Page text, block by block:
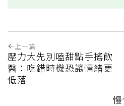
上一篇
壓力大先別嗑甜點手搖飲
醫：吃錯時機恐讓情緒更
低落